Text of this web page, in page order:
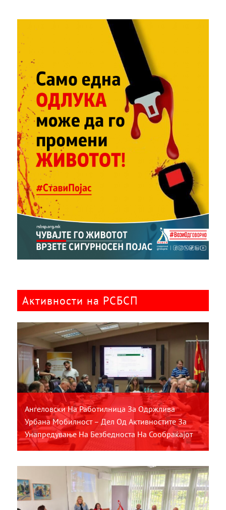
Активности на РСБСП
Ангеловски На Работилница За Одржлива
Урбана Мобилност – Дел Од Активностите За
Унапредување На Безбедноста На Сообраќајот